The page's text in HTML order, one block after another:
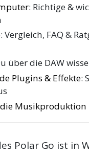
: Richtige &
: Vergleich, FAQ &
über die DAW
Plugins & Effekte:
Polar Go ist in